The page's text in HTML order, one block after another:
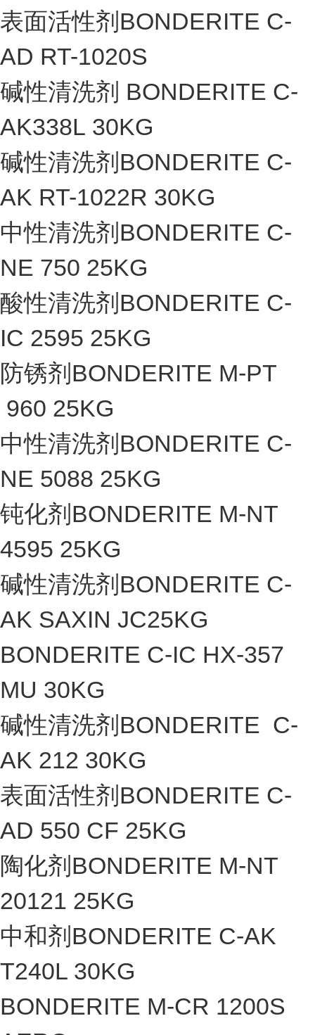
表面活性剂BONDERITE C-
AD RT-1020S
碱性清洗剂 BONDERITE C-
AK338L 30KG
碱性清洗剂BONDERITE C-
AK RT-1022R 30KG
中性清洗剂BONDERITE C-
NE 750 25KG
酸性清洗剂BONDERITE C-
IC 2595 25KG
防锈剂BONDERITE M-PT
960 25KG
中性清洗剂BONDERITE C-
NE 5088 25KG
钝化剂BONDERITE M-NT
4595 25KG
碱性清洗剂BONDERITE C-
AK SAXIN JC25KG
BONDERITE C-IC HX-357
MU 30KG
碱性清洗剂BONDERITE C-
AK 212 30KG
表面活性剂BONDERITE C-
AD 550 CF 25KG
陶化剂BONDERITE M-NT
20121 25KG
中和剂BONDERITE C-AK
T240L 30KG
BONDERITE M-CR 1200S